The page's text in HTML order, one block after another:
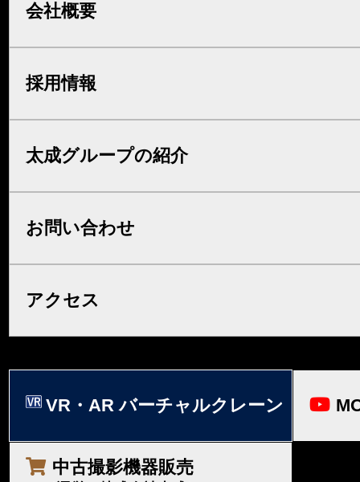
会社概要
採用情報
太成グループの紹介
お問い合わせ
アクセス
VR・AR バーチャルクレーン
中古撮影機器販売